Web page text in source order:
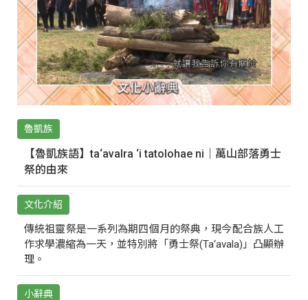
魯凱族
【魯凱族語】ta‘avalra ‘i tatolohae ni｜萬山部落勇士
祭的由來
文化介紹
傳統祖靈祭是一系列為期四個月的祭典，現今配合族人工
作求學濃縮為一天，並特別將「勇士祭(Ta‘avala)」凸顯辦
理。
小辭典